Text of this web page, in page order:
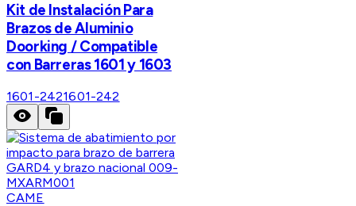
Kit de Instalación Para
Brazos de Aluminio
Doorking / Compatible
con Barreras 1601 y 1603
1601-2421601-242
CAME